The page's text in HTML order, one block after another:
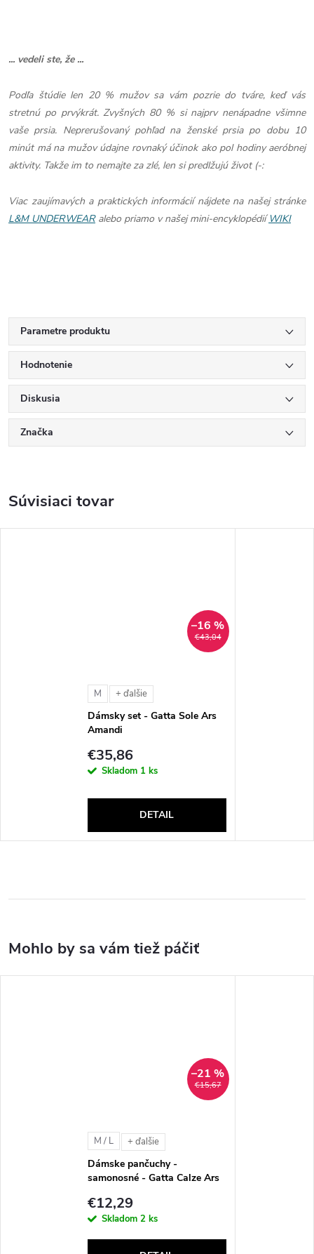
... vedeli ste, že ...
Podľa štúdie len 20 % mužov sa vám pozrie do tváre, keď vás
stretnú po prvýkrát. Zvyšných 80 % si najprv nenápadne všimne
vaše prsia. Neprerušovaný pohľad na ženské prsia po dobu 10
minút má na mužov údajne rovnaký účinok ako pol hodiny aeróbnej
aktivity. Takže im to nemajte za zlé, len si predlžujú život (-:
Viac zaujímavých a praktických informácií nájdete na našej stránke
L&M UNDERWEARalebo priamo v našej mini-encyklopédiíWIKI
Parametre produktu
Hodnotenie
Diskusia
Značka
Súvisiaci tovar
€43,04
–16 %
M + ďalšie
Dámsky set - Gatta Sole Ars
Amandi
€35,86
Skladom 1 ks
DETAIL
€15,67
–21 %
M / L + ďalšie
Dámske pančuchy -
samonosné - Gatta Calze Ars
€12,29
Skladom 2 ks